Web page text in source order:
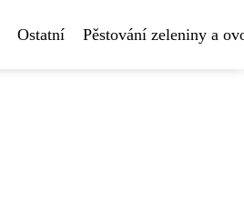
Ostatní Pěstování zeleniny a